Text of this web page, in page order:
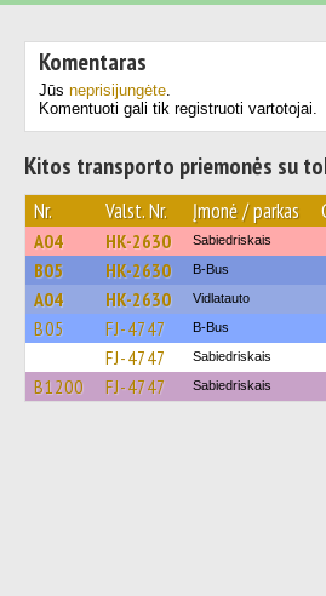
Komentaras
Jūs neprisijungėte.
Komentuoti gali tik registruoti vartotojai.
Kitos transporto priemonės su
Nr. Valst. Nr. Įmonė / parkas
A04 HK-2630 Sabiedriskais
B05 HK-2630 B-Bus
A04 HK-2630 Vidlatauto
B05 FJ-4747 B-Bus
FJ-4747 Sabiedriskais
B1200 FJ-4747 Sabiedriskais